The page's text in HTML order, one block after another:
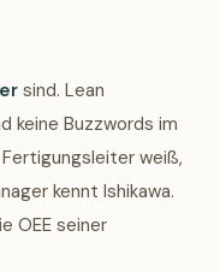
sind. Lean
keine Buzzwords im
weiß,
kennt Ishikawa.
OEE seiner